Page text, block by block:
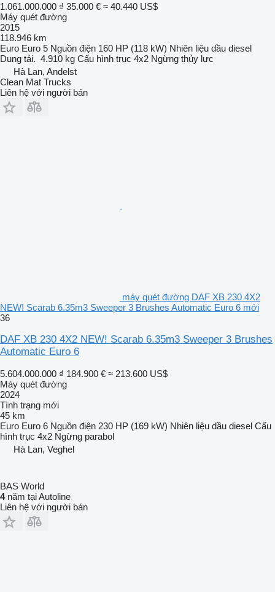
1.061.000.000 ₫ 35.000 € ≈ 40.440 US$
Máy quét đường
2015
118.946 km
Euro Euro 5 Nguồn điện 160 HP (118 kW) Nhiên liệu dầu diesel
Dung tải. 4.910 kg Cấu hình trục 4x2 Ngừng thủy lực
Hà Lan, Andelst
Clean Mat Trucks
Liên hệ với người bán
máy quét đường DAF XB 230 4X2
NEW! Scarab 6.35m3 Sweeper 3 Brushes Automatic Euro 6 mới
36
DAF XB 230 4X2 NEW! Scarab 6.35m3 Sweeper 3 Brushes
Automatic Euro 6
5.604.000.000 ₫ 184.900 € ≈ 213.600 US$
Máy quét đường
2024
Tình trạng mới
45 km
Euro Euro 6 Nguồn điện 230 HP (169 kW) Nhiên liệu dầu diesel Cấu
hình trục 4x2 Ngừng parabol
Hà Lan, Veghel
BAS World
4năm tại Autoline
Liên hệ với người bán